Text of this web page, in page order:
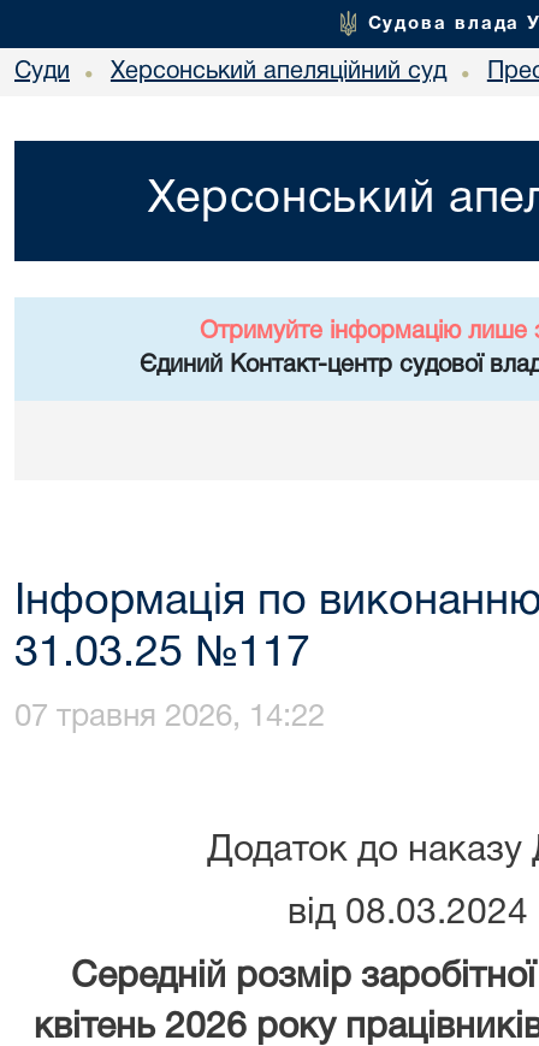
Судова влада
Суди • Херсонський апеляційний суд •
Херсонський
Отримуйте інформацію лише
Єдиний Контакт-центр судової
Інформація по
31.03.25 №117
07 травня 2026, 14:22
Додаток до наказу
від
Середній розмір
квітень 2026 року